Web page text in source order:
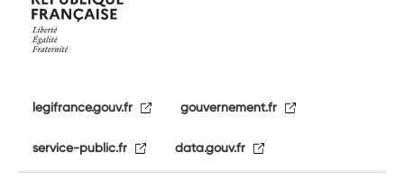
legifrance.gouv.fr gouvernement.fr
service-public.fr data.gouv.fr